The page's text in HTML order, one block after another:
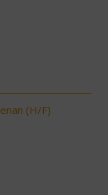
(H/F)